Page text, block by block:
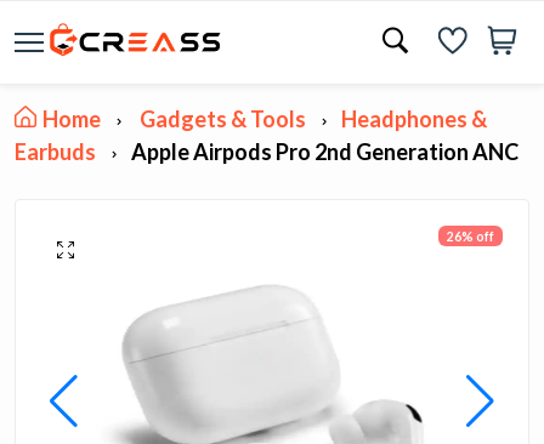
Home Gadgets & Tools
Headphones &
Earbuds
Apple Airpods Pro 2nd Generation ANC
26% off